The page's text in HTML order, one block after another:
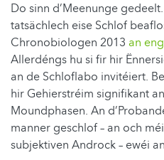
Do sinn d’Meenunge
tatsächlech eise Schlof
Chronobiologen 2013 an
Allerdéngs hu si fir hir
an de Schloflabo invitéiert.
hir Gehierstréim signifikant
Moundphasen. An
manner geschlof – an och
subjektiven Androck – ewéi